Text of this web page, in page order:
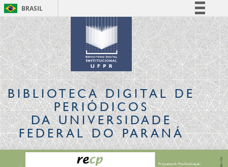
BRASIL
Simplifique!
Comunica BR
Participe
Acesso à informação
Legislação
Canais
BIBLIOTECA DIGITALDE
PERIÓDICOS
DA UNIVERSIDADE
FEDERAL DO PARANÁ